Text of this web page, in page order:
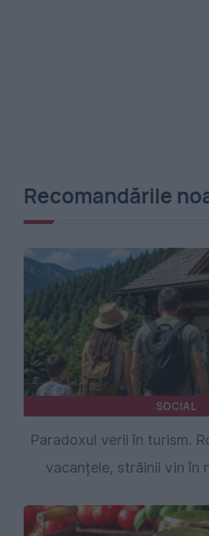
Recomandările
SOCIAL
Paradoxul verii în turism.
vacanțele, străinii vin în